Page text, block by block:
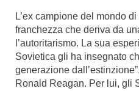
L’ex campione del mondo
franchezza che deriva da
l’autoritarismo. La sua
Sovietica gli ha insegnato
generazione
Ronald Reagan. Per lui, gli